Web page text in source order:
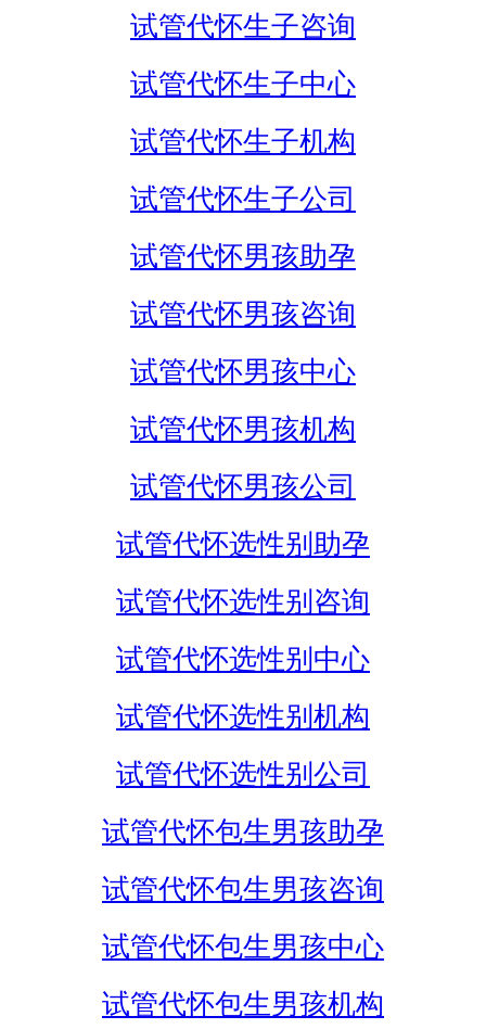
试管代怀生子咨询
试管代怀生子中心
试管代怀生子机构
试管代怀生子公司
试管代怀男孩助孕
试管代怀男孩咨询
试管代怀男孩中心
试管代怀男孩机构
试管代怀男孩公司
试管代怀选性别助孕
试管代怀选性别咨询
试管代怀选性别中心
试管代怀选性别机构
试管代怀选性别公司
试管代怀包生男孩助孕
试管代怀包生男孩咨询
试管代怀包生男孩中心
试管代怀包生男孩机构